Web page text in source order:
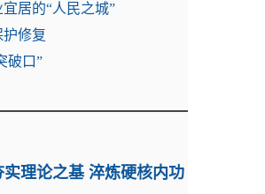
居的“人民之城”
修复
破口”
实理论之基 淬炼硬核内功